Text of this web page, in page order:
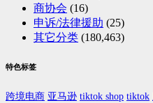
商协会 (16)
申诉/法律援助 (25)
其它分类 (180,463)
特色标签
跨境电商 亚马逊 tiktok shop tiktok